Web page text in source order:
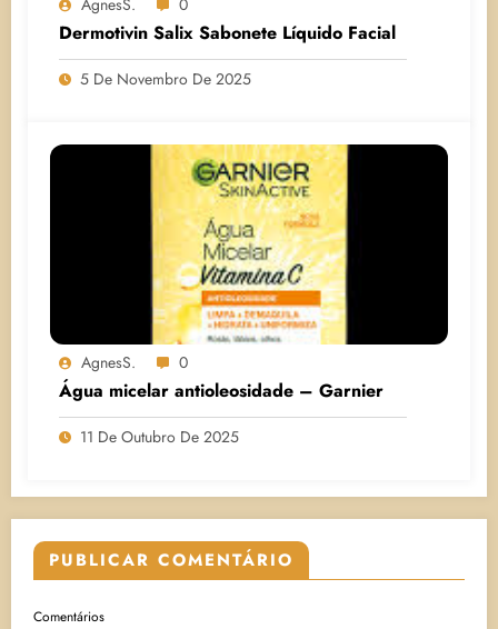
AgnesS. 0
Dermotivin Salix Sabonete Líquido Facial
5 De Novembro De 2025
AgnesS. 0
Água micelar antioleosidade – Garnier
11 De Outubro De 2025
PUBLICAR COMENTÁRIO
Comentários